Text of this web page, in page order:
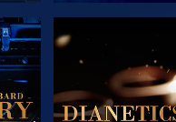
EXPLORA LAS
SERIES